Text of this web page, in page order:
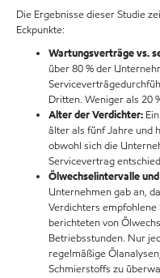
Die Ergebnisse dieser Studie
Eckpunkte:
Wartungsverträge vs.
über 80 % der
Dritten. Weniger als 20
Alter der Verdichter:
älter als fünf Jahre und
obwohl sich die
Servicevertrag
Ölwechselintervalle
Unternehmen gab an,
Verdichters
berichteten von
Betriebsstunden. Nur
regelmäßige
Schmierstoffs zu